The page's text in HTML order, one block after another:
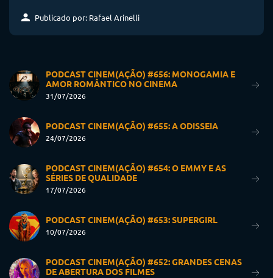
Publicado por: Rafael Arinelli
PODCAST CINEM(AÇÃO) #656: MONOGAMIA E
AMOR ROMÂNTICO NO CINEMA
31/07/2026
PODCAST CINEM(AÇÃO) #655: A ODISSEIA
24/07/2026
PODCAST CINEM(AÇÃO) #654: O EMMY E AS
SÉRIES DE QUALIDADE
17/07/2026
PODCAST CINEM(AÇÃO) #653: SUPERGIRL
10/07/2026
PODCAST CINEM(AÇÃO) #652: GRANDES CENAS
DE ABERTURA DOS FILMES